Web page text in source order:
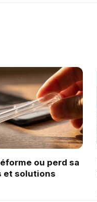
ou perd sa
et solutions